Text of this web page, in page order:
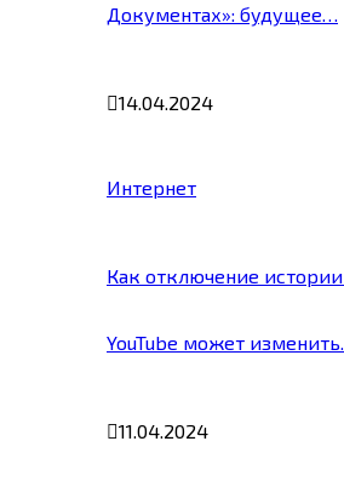
Документах»: будущее…
14.04.2024
Интернет
Как отключение
YouTube может
11.04.2024